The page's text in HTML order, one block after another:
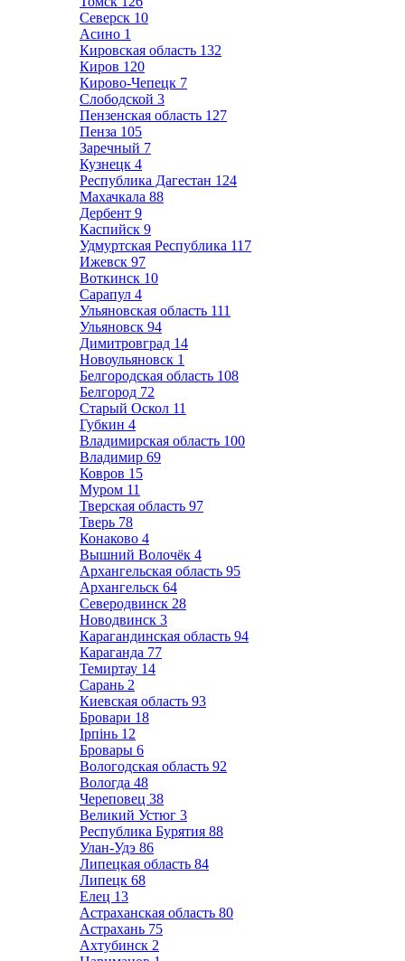
Северск 10
Асино 1
Кировская область 132
Киров 120
Кирово-Чепецк 7
Слободской 3
Пензенская область 127
Пенза 105
Заречный 7
Кузнецк 4
Республика Дагестан 124
Махачкала 88
Дербент 9
Каспийск 9
Удмуртская Республика 117
Ижевск 97
Воткинск 10
Сарапул 4
Ульяновская область 111
Ульяновск 94
Димитровград 14
Новоульяновск 1
Белгородская область 108
Белгород 72
Старый Оскол 11
Губкин 4
Владимирская область 100
Владимир 69
Ковров 15
Муром 11
Тверская область 97
Тверь 78
Конаково 4
Вышний Волочёк 4
Архангельская область 95
Архангельск 64
Северодвинск 28
Новодвинск 3
Карагандинская область 94
Караганда 77
Темиртау 14
Сарань 2
Киевская область 93
Бровари 18
Ірпінь 12
Бровары 6
Вологодская область 92
Вологда 48
Череповец 38
Великий Устюг 3
Республика Бурятия 88
Улан-Удэ 86
Липецкая область 84
Липецк 68
Елец 13
Астраханская область 80
Астрахань 75
Ахтубинск 2